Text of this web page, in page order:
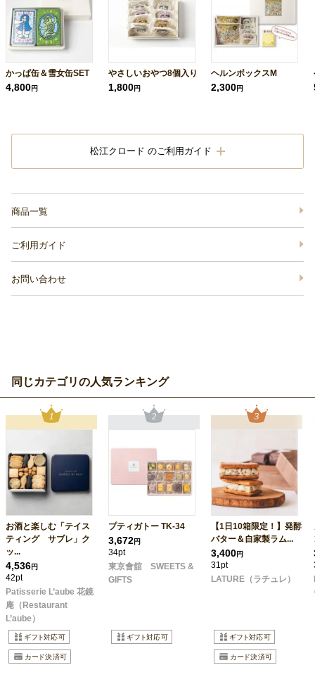
かっぱ缶＆雪女缶SET
4,800円
やさしいおやつ8個入り
1,800円
ヘルンボックスM
2,300円
松江クロード のご利用ガイド
商品一覧
ご利用ガイド
お問い合わせ
同じカテゴリの人気ランキング
お酒と楽しむ「テイス
ティング サブレ」ク
ッ...
4,536円
42pt
Patisserie L’aube 花鏡
庵（Restaurant
L’aube）
プティガトー TK-34
3,672円
34pt
東京會舘 SWEETS &
GIFTS
【1日10箱限定！】発酵
バター＆自家製ラム...
3,400円
31pt
LATURE（ラチュレ）